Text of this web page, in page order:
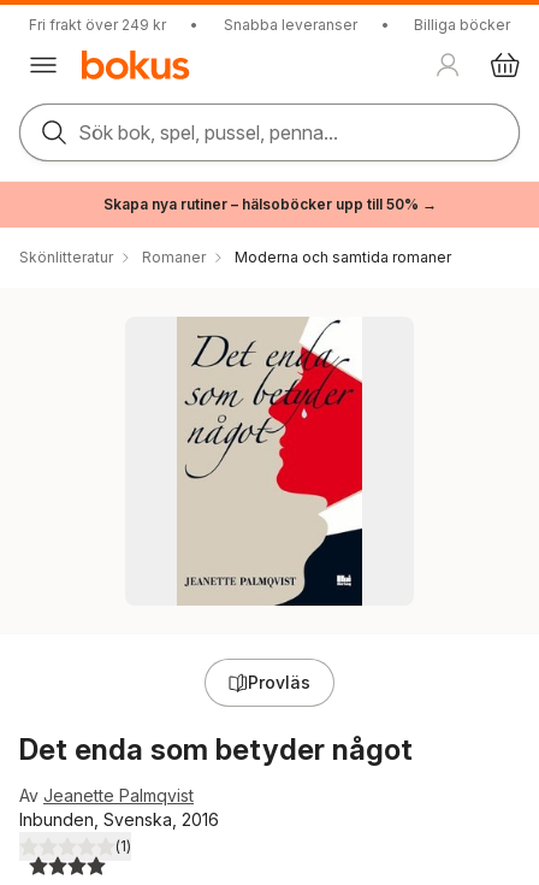
Fri frakt över 249 kr • Snabba leveranser • Billiga böcker
Sök bok, spel, pussel, penna...
Skapa nya rutiner – hälsoböcker upp till 50% →
Skönlitteratur Romaner Moderna och samtida romaner
Provläs
Det enda som betyder något
Av Jeanette Palmqvist
Inbunden, Svenska, 2016
4,0utav 5 stjärnor. Totalt antal röster:
(1)